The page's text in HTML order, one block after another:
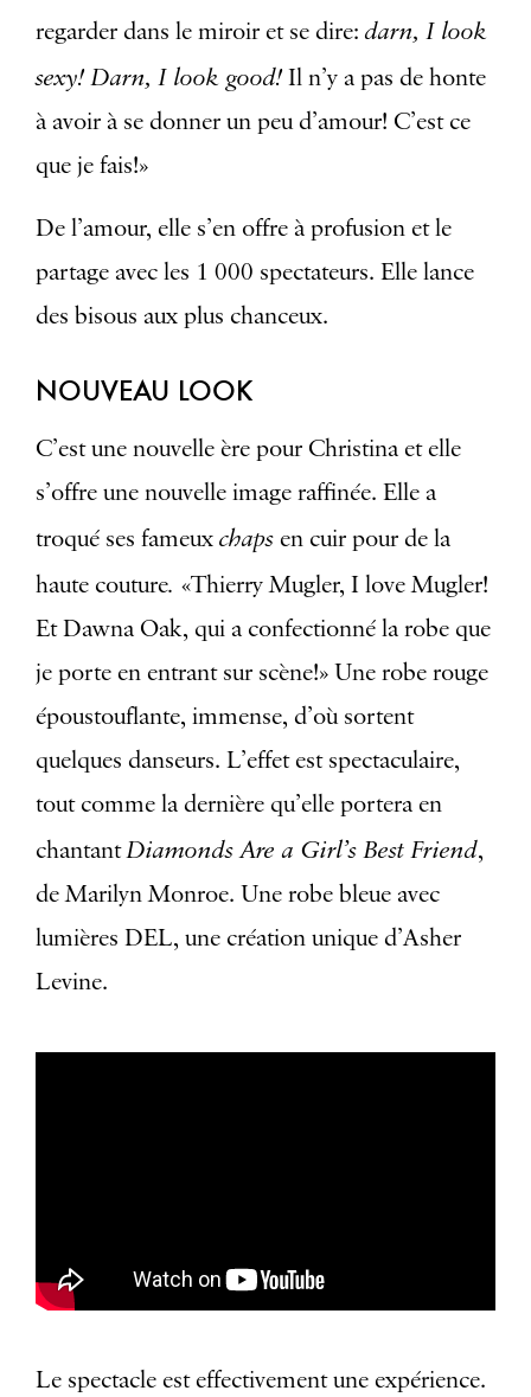
regarder dans le miroir et se dire: darn, I look
sexy! Darn, I look good!Il n’y a pas de honte
à avoir à se donner un peu d’amour! C’est ce
que je fais!»
De l’amour, elle s’en offre à profusion et le
partage avec les 1 000 spectateurs. Elle lance
des bisous aux plus chanceux.
NOUVEAU LOOK
C’est une nouvelle ère pour Christina et elle
s’offre une nouvelle image raffinée. Elle a
troqué ses fameux chaps en cuir pour de la
haute couture. «Thierry Mugler, I love Mugler!
Et Dawna Oak, qui a confectionné la robe que
je porte en entrant sur scène!» Une robe rouge
époustouflante, immense, d’où sortent
quelques danseurs. L’effet est spectaculaire,
tout comme la dernière qu’elle portera en
chantantDiamonds Are a Girl’s Best Friend,
de Marilyn Monroe. Une robe bleue avec
lumières DEL, une création unique d’Asher
Levine.
Le spectacle est effectivement une expérience.